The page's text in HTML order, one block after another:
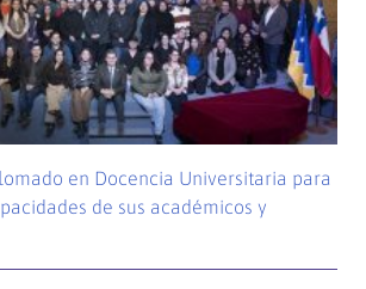
en Docencia Universitaria para
de sus académicos y